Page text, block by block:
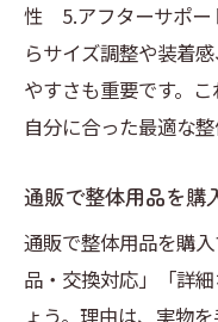
安心して整
骨盤ケアに役立
骨盤ケアに
骨盤ケア用
整体用品で
整体グッズ
ト
性 5.アフターサポー
らサイズ調整や装着
やすさも重要です。
自分に合った最適な
通販で整体用品を購
通販で整体用品を購
品・交換対応」「詳